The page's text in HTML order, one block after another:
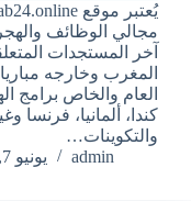
مجالي الوظائف
آخر المستجدات
المغرب وخارجه
العام والخاص برامج
كندا، ألمانيا، فرنسا
والتكوينات…
admin
يونيو 7, 2026